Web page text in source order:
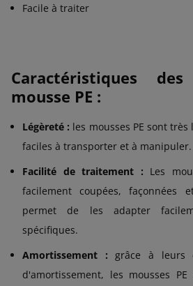
Facile à traiter
Caractéristiques
mousse PE :
Légèreté : les mousses PE sont
faciles à transporter et à manipuler.
Facilité de traitement : Les
facilement coupées, façonnées
permet de les adapter
spécifiques.
Amortissement : grâce à leurs
d'amortissement, les mousses